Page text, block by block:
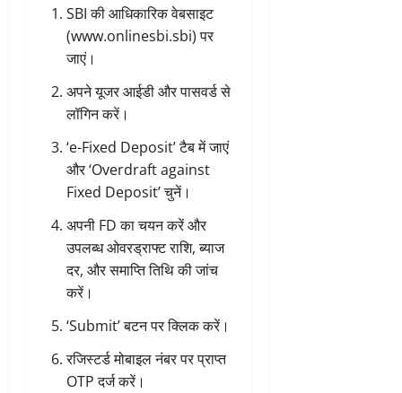
SBI की आधिकारिक वेबसाइट
(www.onlinesbi.sbi) पर
जाएं।
अपने यूजर आईडी और पासवर्ड से
लॉगिन करें।
‘e-Fixed Deposit’ टैब में जाएं
और ‘Overdraft against
Fixed Deposit’ चुनें।
अपनी FD का चयन करें और
उपलब्ध ओवरड्राफ्ट राशि, ब्याज
दर, और समाप्ति तिथि की जांच
करें।
‘Submit’ बटन पर क्लिक करें।
रजिस्टर्ड मोबाइल नंबर पर प्राप्त
OTP दर्ज करें।